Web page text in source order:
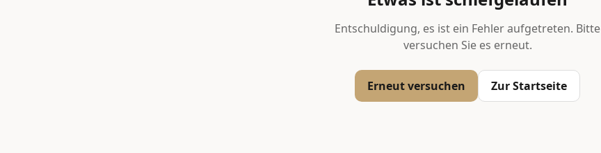
Entschuldigung, es ist ein Fehler aufgetreten. Bitte
versuchen Sie es erneut.
Erneut versuchen Zur Startseite